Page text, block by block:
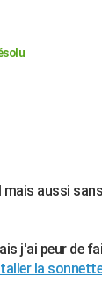
aussi
j'ai peur de
la